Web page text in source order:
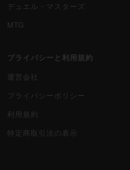
デュエル・マスターズ
MTG
プライバシーと利用規約
運営会社
プライバシーポリシー
利用規約
特定商取引法の表示